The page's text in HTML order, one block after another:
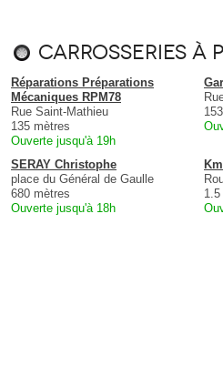
Carrosseries à
Réparations Préparations
Mécaniques RPM78
Rue Saint-Mathieu
135 mètres
Ouverte jusqu'à 19h
SERAY Christophe
place du Général de Gaulle
680 mètres
Ouverte jusqu'à 18h